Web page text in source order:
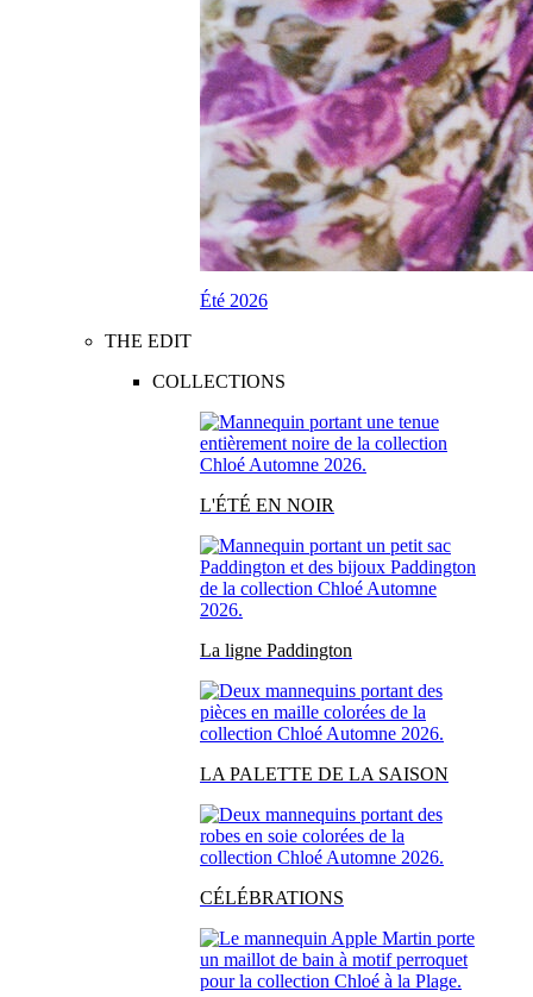
Été 2026
THE EDIT
COLLECTIONS
L'ÉTÉ EN NOIR
La ligne Paddington
LA PALETTE DE LA SAISON
CÉLÉBRATIONS